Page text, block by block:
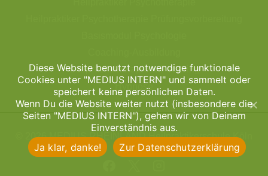
Gesprächstherapie & Focusing
Hypnose
© 2026 MEDIUS RHEINLAND Heilpraktikerschule Köln
Diese Website benutzt notwendige funktionale
Cookies unter "MEDIUS INTERN" und sammelt oder
speichert keine persönlichen Daten.
Wenn Du die Website weiter nutzt (insbesondere die
Seiten "MEDIUS INTERN"), gehen wir von Deinem
Einverständnis aus.
Ja klar, danke!
Zur Datenschutzerklärung